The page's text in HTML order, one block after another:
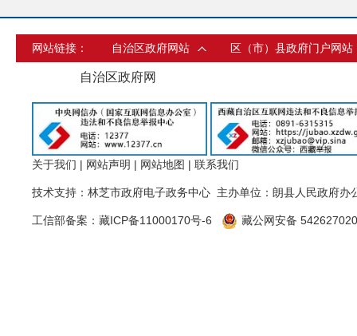
申请公开事
（三）
认定。坚持
作自查，确
查、后公开
（四）
网站链接： 自治区政府网站 区（市）县政府门户网站
自治区政府网
关于我们 | 网站声明 | 网站地图 | 联系我们
技术支持：林芝市政府电子政务中心 主办单位：朗县人民政府办
工信部备案： 藏ICP备11000170号-6 藏公网安备